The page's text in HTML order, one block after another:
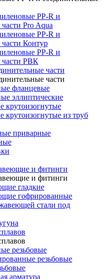
PP-R и
Pro Aqua
PP-R и
Контур
PP-R и
части РВК
части
части
фланцевые
эллиптические
крутоизогнутые
крутоизогнутые из труб
приварные
и фитинги
и фитинги
гладкие
гофрированные
стали под
резьбовые
резьбовые
арматура